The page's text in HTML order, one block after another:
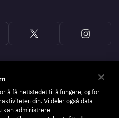
å få nettstedet til å fungere, og for
din. Vi deler også data
kan administrere